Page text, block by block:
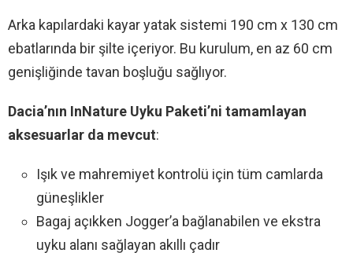
Arka kapılardaki kayar yatak sistemi 190 cm x 130 cm
ebatlarında bir şilte içeriyor. Bu kurulum, en az 60 cm
genişliğinde tavan boşluğu sağlıyor.
Dacia’nın InNature Uyku Paketi’ni tamamlayan
aksesuarlar da mevcut:
Işık ve mahremiyet kontrolü için tüm camlarda
güneşlikler
Bagaj açıkken Jogger’a bağlanabilen ve ekstra
uyku alanı sağlayan akıllı çadır